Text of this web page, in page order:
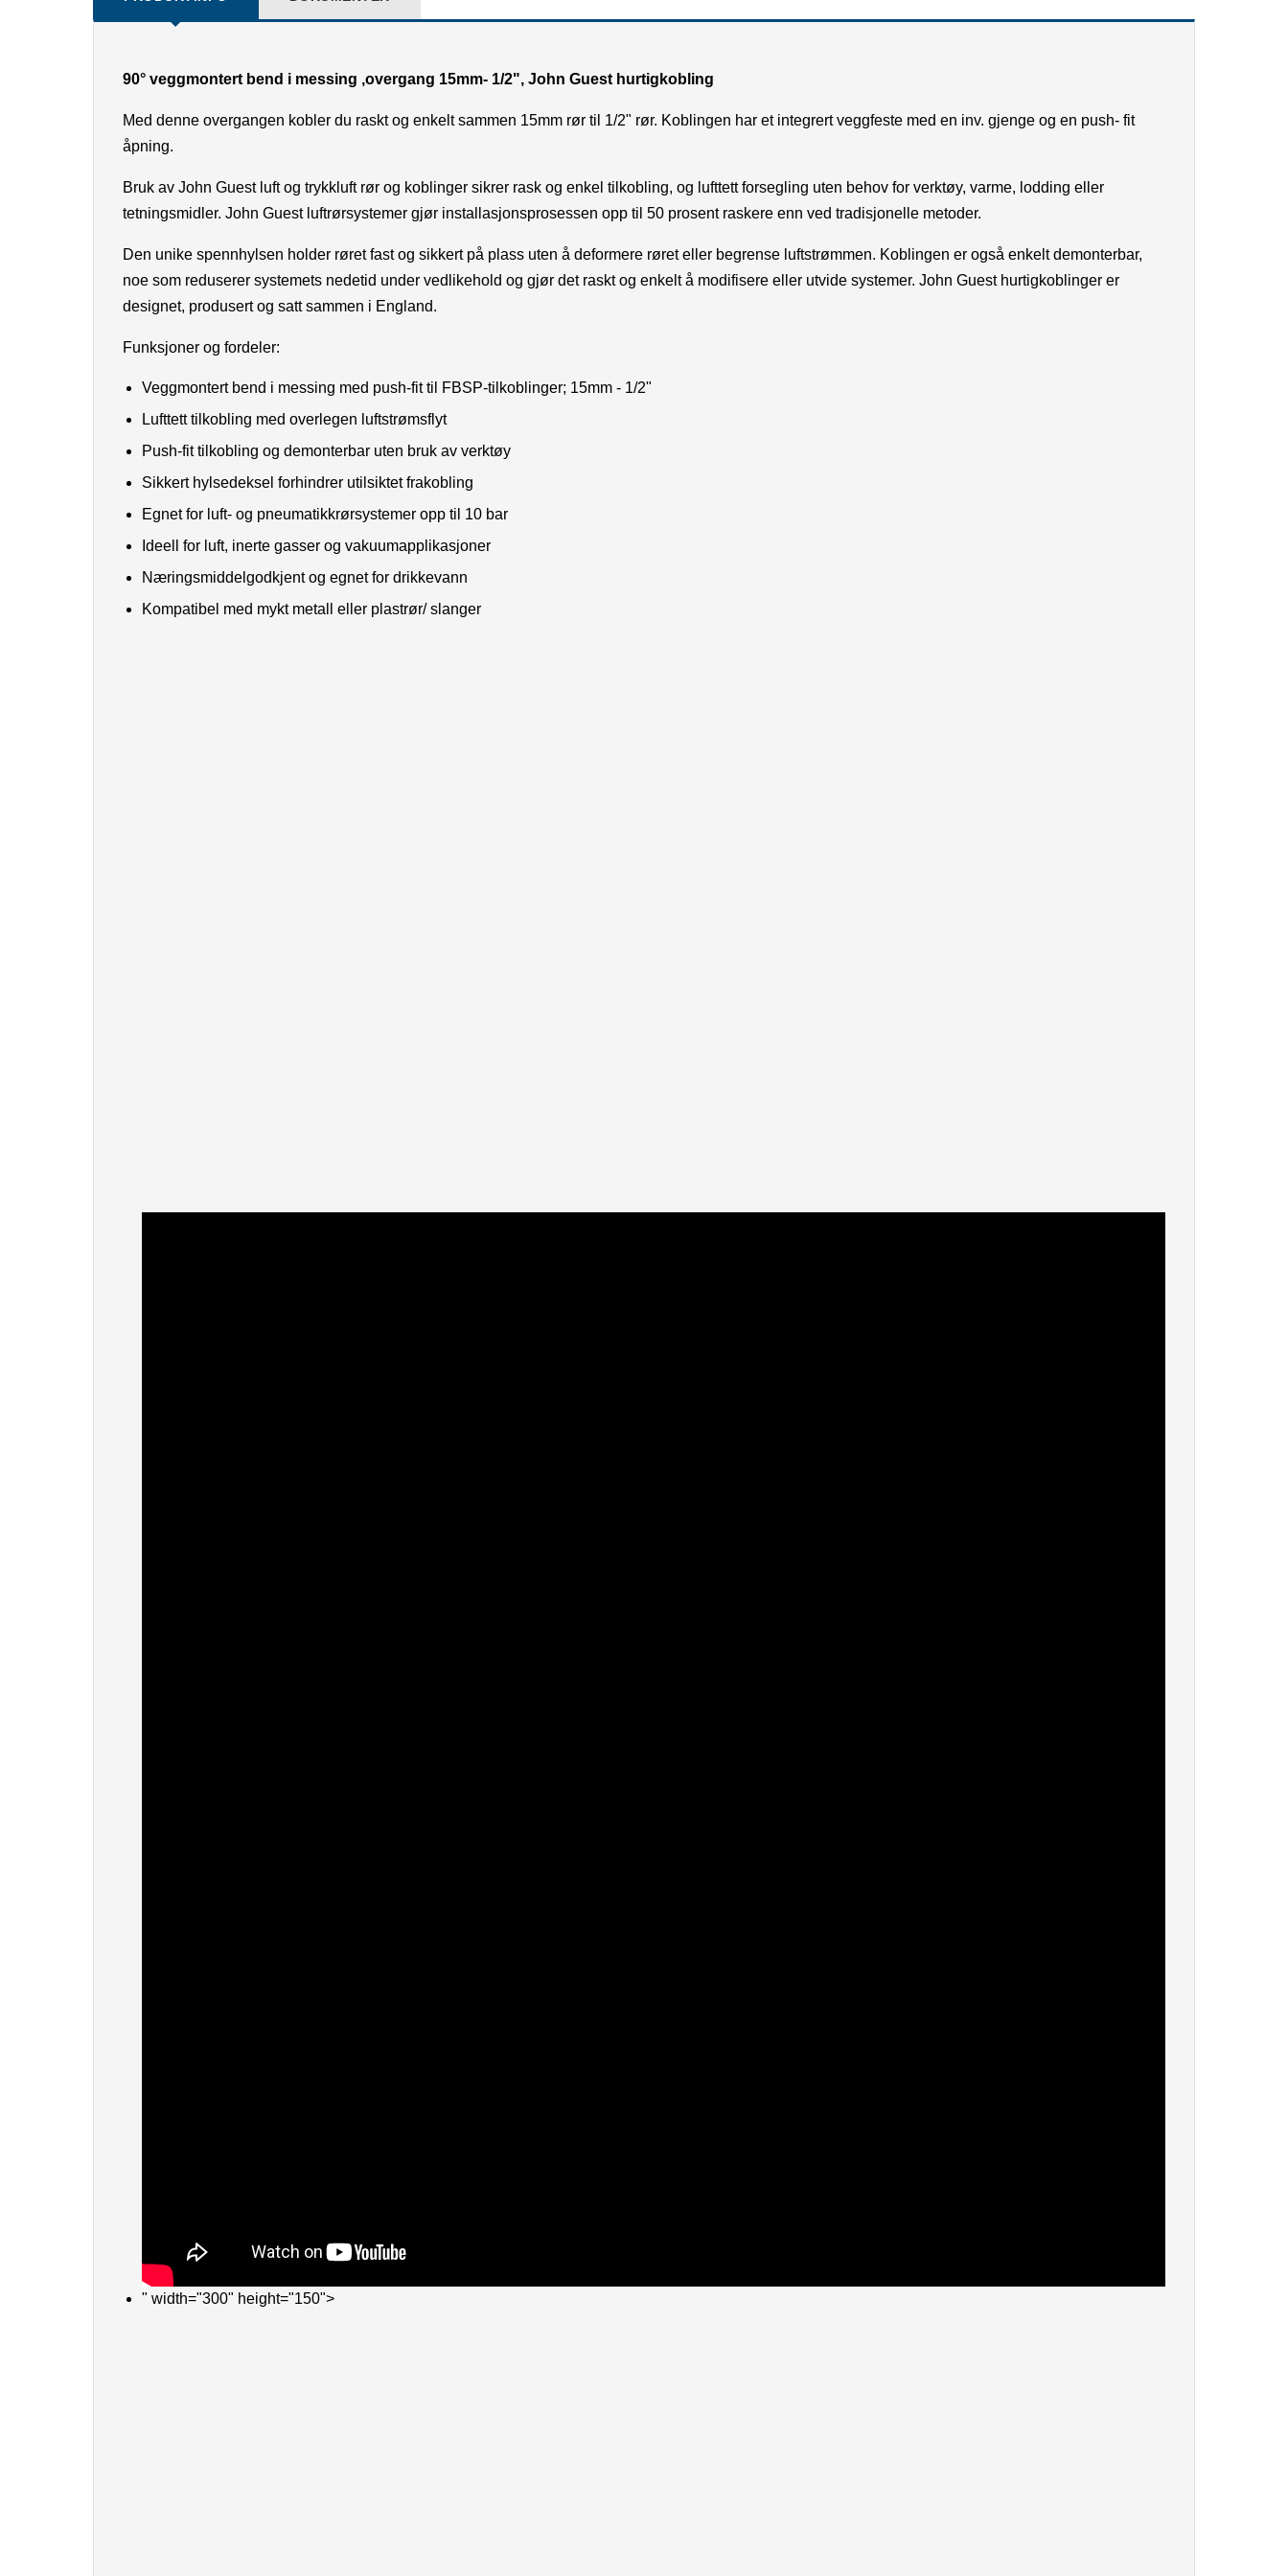
90° veggmontert bend i messing ,overgang 15mm- 1/2", John Guest hurtigkobling
Med denne overgangen kobler du raskt og enkelt sammen 15mm rør til 1/2" rør. Koblingen har et integrert veggfeste med en inv. gjenge og en push- fit
åpning.
Bruk av John Guest luft og trykkluft rør og koblinger sikrer rask og enkel tilkobling, og lufttett forsegling uten behov for verktøy, varme, lodding eller
tetningsmidler. John Guest luftrørsystemer gjør installasjonsprosessen opp til 50 prosent raskere enn ved tradisjonelle metoder.
Den unike spennhylsen holder røret fast og sikkert på plass uten å deformere røret eller begrense luftstrømmen. Koblingen er også enkelt demonterbar,
noe som reduserer systemets nedetid under vedlikehold og gjør det raskt og enkelt å modifisere eller utvide systemer. John Guest hurtigkoblinger er
designet, produsert og satt sammen i England.
Funksjoner og fordeler:
Veggmontert bend i messing med push-fit til FBSP-tilkoblinger; 15mm - 1/2"
Lufttett tilkobling med overlegen luftstrømsflyt
Push-fit tilkobling og demonterbar uten bruk av verktøy
Sikkert hylsedeksel forhindrer utilsiktet frakobling
Egnet for luft- og pneumatikkrørsystemer opp til 10 bar
Ideell for luft, inerte gasser og vakuumapplikasjoner
Næringsmiddelgodkjent og egnet for drikkevann
Kompatibel med mykt metall eller plastrør/ slanger
" width="300" height="150">